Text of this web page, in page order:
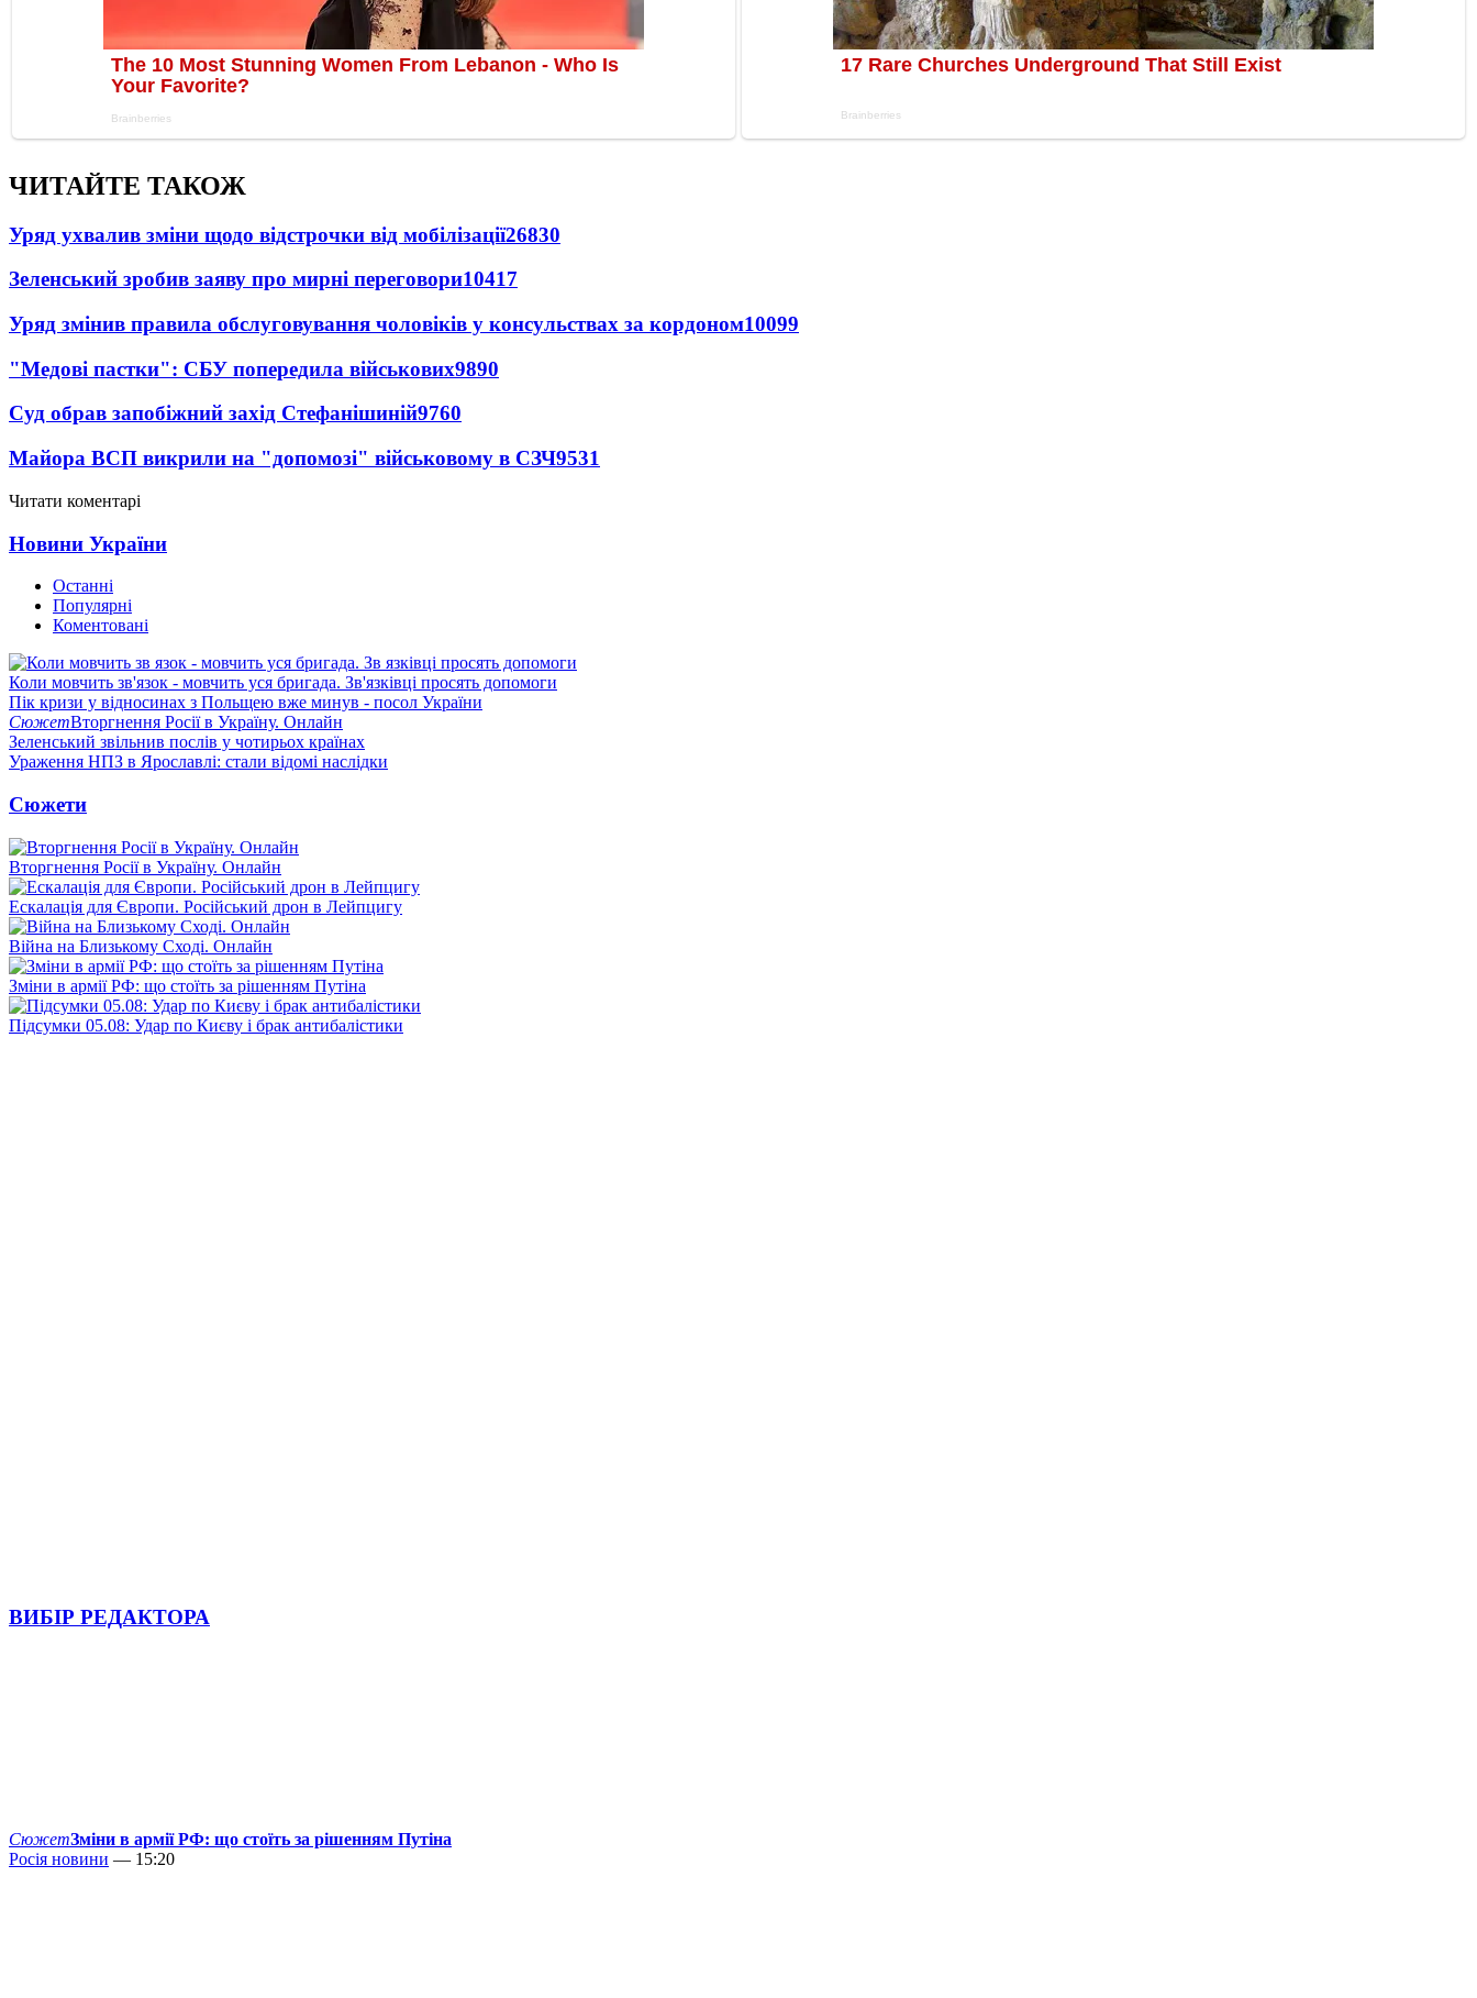
ЧИТАЙТЕ ТАКОЖ
Уряд ухвалив зміни щодо відстрочки від мобілізації26830
Зеленський зробив заяву про мирні переговори10417
Уряд змінив правила обслуговування чоловіків у консульствах за кордоном10099
"Медові пастки": СБУ попередила військових9890
Суд обрав запобіжний захід Стефанішиній9760
Майора ВСП викрили на "допомозі" військовому в СЗЧ9531
Читати коментарі
Новини України
Останні
Популярні
Коментовані
Коли мовчить зв'язок - мовчить уся бригада. Зв'язківці просять допомоги
Пік кризи у відносинах з Польщею вже минув - посол України
СюжетВторгнення Росії в Україну. Онлайн
Зеленський звільнив послів у чотирьох країнах
Ураження НПЗ в Ярославлі: стали відомі наслідки
Сюжети
Вторгнення Росії в Україну. Онлайн
Ескалація для Європи. Російський дрон в Лейпцигу
Війна на Близькому Сході. Онлайн
Зміни в армії РФ: що стоїть за рішенням Путіна
Підсумки 05.08: Удар по Києву і брак антибалістики
ВИБІР РЕДАКТОРА
СюжетЗміни в армії РФ: що стоїть за рішенням Путіна
Росія новини — 15:20